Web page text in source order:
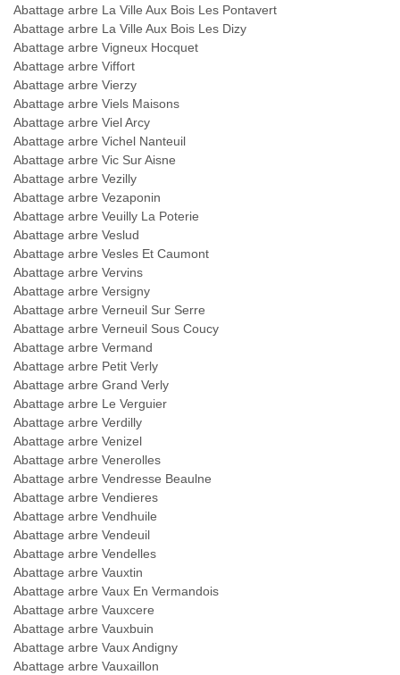
Abattage arbre La Ville Aux Bois Les Pontavert
Abattage arbre La Ville Aux Bois Les Dizy
Abattage arbre Vigneux Hocquet
Abattage arbre Viffort
Abattage arbre Vierzy
Abattage arbre Viels Maisons
Abattage arbre Viel Arcy
Abattage arbre Vichel Nanteuil
Abattage arbre Vic Sur Aisne
Abattage arbre Vezilly
Abattage arbre Vezaponin
Abattage arbre Veuilly La Poterie
Abattage arbre Veslud
Abattage arbre Vesles Et Caumont
Abattage arbre Vervins
Abattage arbre Versigny
Abattage arbre Verneuil Sur Serre
Abattage arbre Verneuil Sous Coucy
Abattage arbre Vermand
Abattage arbre Petit Verly
Abattage arbre Grand Verly
Abattage arbre Le Verguier
Abattage arbre Verdilly
Abattage arbre Venizel
Abattage arbre Venerolles
Abattage arbre Vendresse Beaulne
Abattage arbre Vendieres
Abattage arbre Vendhuile
Abattage arbre Vendeuil
Abattage arbre Vendelles
Abattage arbre Vauxtin
Abattage arbre Vaux En Vermandois
Abattage arbre Vauxcere
Abattage arbre Vauxbuin
Abattage arbre Vaux Andigny
Abattage arbre Vauxaillon